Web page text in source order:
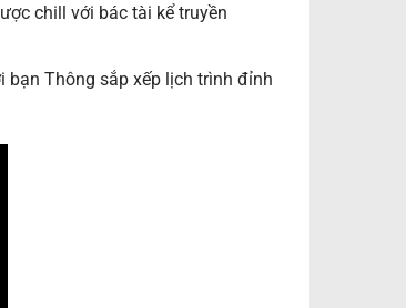
chill với bác tài kể truyền
bạn Thông sắp xếp lịch trình đỉnh